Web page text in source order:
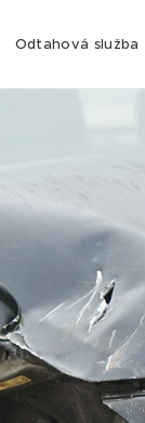
Odtahová služba